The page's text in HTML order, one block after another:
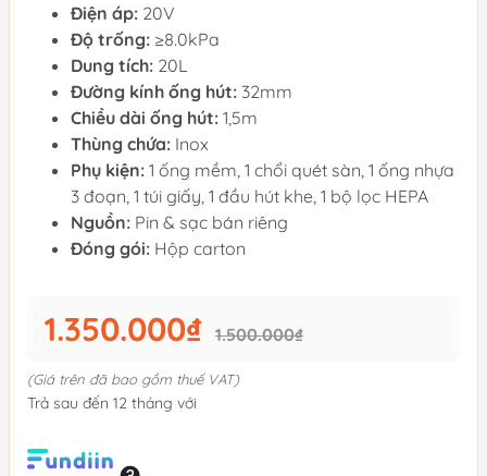
Điện áp: 20V
Độ trống: ≥8.0kPa
Dung tích: 20L
Đường kính ống hút: 32mm
Chiều dài ống hút: 1,5m
Thùng chứa: Inox
Phụ kiện: 1 ống mềm, 1 chổi quét sàn, 1 ống nhựa
3 đoạn, 1 túi giấy, 1 đầu hút khe, 1 bộ lọc HEPA
Nguồn: Pin & sạc bán riêng
Đóng gói: Hộp carton
1.350.000₫ 1.500.000₫
(Giá trên đã bao gồm thuế VAT)
Trả sau đến 12 tháng với